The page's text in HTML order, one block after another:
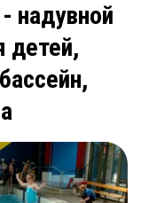
надувной
детей,